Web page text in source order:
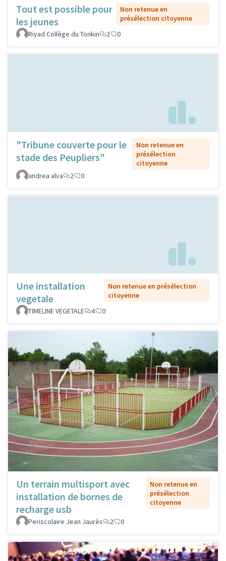
Tout est possible pour
les jeunes
Non retenue en
présélection citoyenne
Riyad Collège du Tonkin
2 0
"Tribune couverte pour le
stade des Peupliers"
Non retenue en
présélection
citoyenne
andrea alva
2 0
Une installation
vegetale
Non retenue en présélection
citoyenne
TIMELINE VEGETALE
4 0
Un terrain multisport avec
installation de bornes de
recharge usb
Non retenue en
présélection
citoyenne
Periscolaire Jean Jaurès 2 0